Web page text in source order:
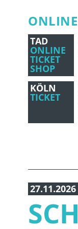
TAD
ONLINE
TICKET
SHOP
KÖLN
TICKET